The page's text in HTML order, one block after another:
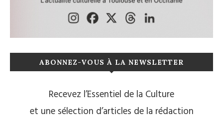
ABONNEZ-VOUS À LA NEWSLETTER
Recevez l’Essentiel de la Culture
et une sélection d’articles de la rédaction